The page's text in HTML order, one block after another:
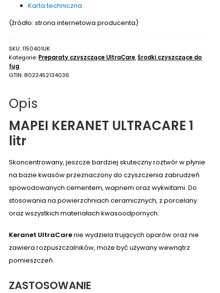
Karta techniczna
(źródło: strona internetowa producenta)
SKU:1150401UK
Kategorie: Preparaty czyszczące UltraCare,Środki czyszczące do
fug
GTIN: 8022452134036
Opis
MAPEI KERANET ULTRACARE 1
litr
Skoncentrowany, jeszcze bardziej skuteczny roztwór w płynie
na bazie kwasów przeznaczony do czyszczenia zabrudzeń
spowodowanych cementem, wapnem oraz wykwitami. Do
stosowania na powierzchniach ceramicznych, z porcelany
oraz wszystkich materiałach kwasoodpornych.
Keranet UltraCarenie wydziela trujących oparów oraz nie
zawiera rozpuszczalników, może być używany wewnątrz
pomieszczeń.
ZASTOSOWANIE